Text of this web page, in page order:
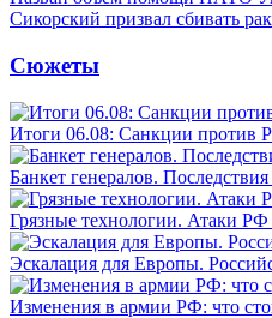
Сикорский призвал сбивать
Сюжеты
Итоги 06.08: Санкции против
Банкет генералов.
Грязные технологии. Атаки
Эскалация для Европы.
Изменения в армии РФ: что